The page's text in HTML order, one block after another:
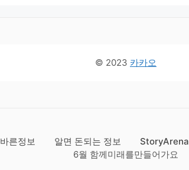
© 2023 카카오
바른정보 알면 돈되는 정보 StoryArena
6월 함께미래를만들어가요